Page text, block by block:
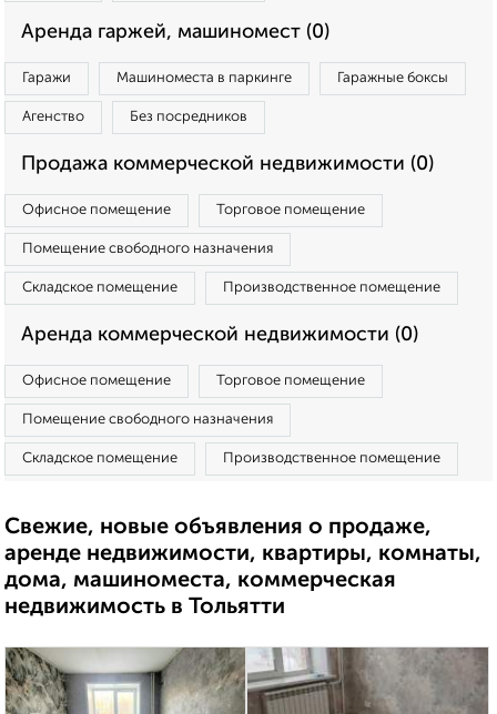
Аренда гаржей, машиномест (0)
Гаражи Машиноместа в паркинге Гаражные боксы
Агенство Без посредников
Продажа коммерческой недвижимости (0)
Офисное помещение Торговое помещение
Помещение свободного назначения
Складское помещение Производственное помещение
Аренда коммерческой недвижимости (0)
Офисное помещение Торговое помещение
Помещение свободного назначения
Складское помещение Производственное помещение
Свежие, новые объявления о продаже,
аренде недвижимости, квартиры, комнаты,
дома, машиноместа, коммерческая
недвижимость в Тольятти